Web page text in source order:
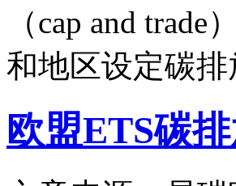
（cap and
和地区设定碳
欧盟ETS碳